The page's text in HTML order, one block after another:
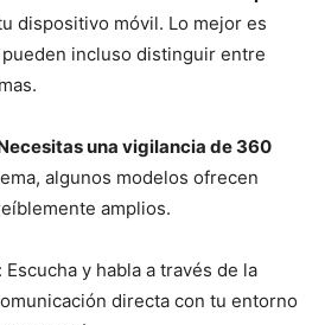
dispositivo móvil. Lo mejor es
incluso distinguir entre
una vigilancia de 360
algunos modelos ofrecen
amplios.
y habla a través de la
directa con tu entorno